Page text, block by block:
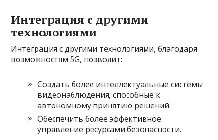
Интеграция с другими
технологиями
Интеграция с другими технологиями, благодаря
возможностям 5G, позволит:
Создать более интеллектуальные системы
видеонаблюдения, способные к
автономному принятию решений.
Обеспечить более эффективное
управление ресурсами безопасности.